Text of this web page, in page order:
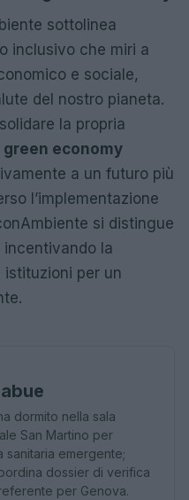
sottolinea
inclusivo che miri a
e sociale,
del nostro pianeta.
la propria
green economy
a un futuro più
l’implementazione
si distingue
la
istituzioni per un
dormito nella sala
San Martino per
sanitaria emergente;
dossier di verifica
per Genova.